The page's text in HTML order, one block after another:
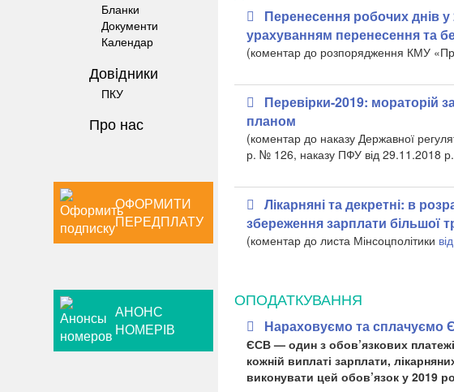
Бланки
Документи
Календар
Довiдники
ПКУ
Про нас
ОФОРМИТИ
ПЕРЕДПЛАТУ
АНОНС
НОМЕРІВ
Перенесення робочих днів
урахуванням перенесення та
(коментар до розпорядження КМУ
Перевірки-2019: мораторій
планом
(коментар до наказу Державної
р. № 126, наказу ПФУ від 29.11.2018
Лікарняні та декретні: в
збереження зарплати більшої
(коментар до листа Мінсоцполітики
ОПОДАТКУВАННЯ
Нараховуємо та сплачуємо
ЄСВ — один з обов’язкових
кожній виплаті зарплати,
виконувати цей обов’язок у 2019